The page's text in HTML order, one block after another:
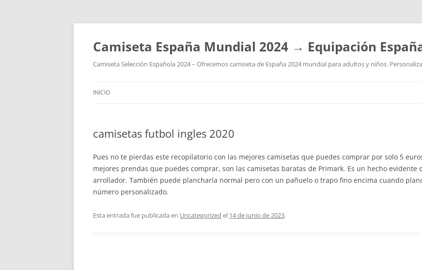
Camiseta España Mundial 2024 → Equipación
Camiseta Selección Española 2024 – Ofrecemos camiseta de España 2024 mundial para adultos y niños.
INICIO
camisetas futbol ingles 2020
Pues no te pierdas este recopilatorio con las mejores camisetas que puedes comprar por solo 5
mejores prendas que puedes comprar, son las camisetas baratas de Primark. Es un hecho evidente
arrollador. También puede plancharla normal pero con un pañuelo o trapo fino encima cuando
número personalizado.
Esta entrada fue publicada en Uncategorized el 14 de junio de 2023.